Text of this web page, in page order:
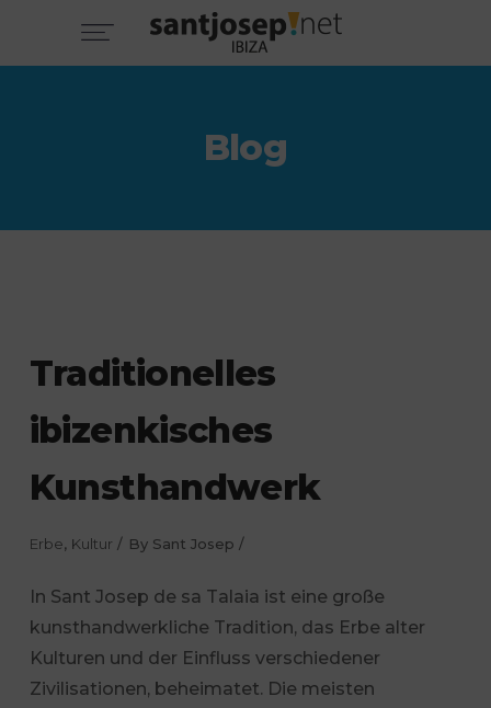
Blog
Traditionelles
ibizenkisches
Kunsthandwerk
Erbe, Kultur By Sant Josep
In Sant Josep de sa Talaia ist eine große
kunsthandwerkliche Tradition, das Erbe alter
Kulturen und der Einfluss verschiedener
Zivilisationen, beheimatet. Die meisten